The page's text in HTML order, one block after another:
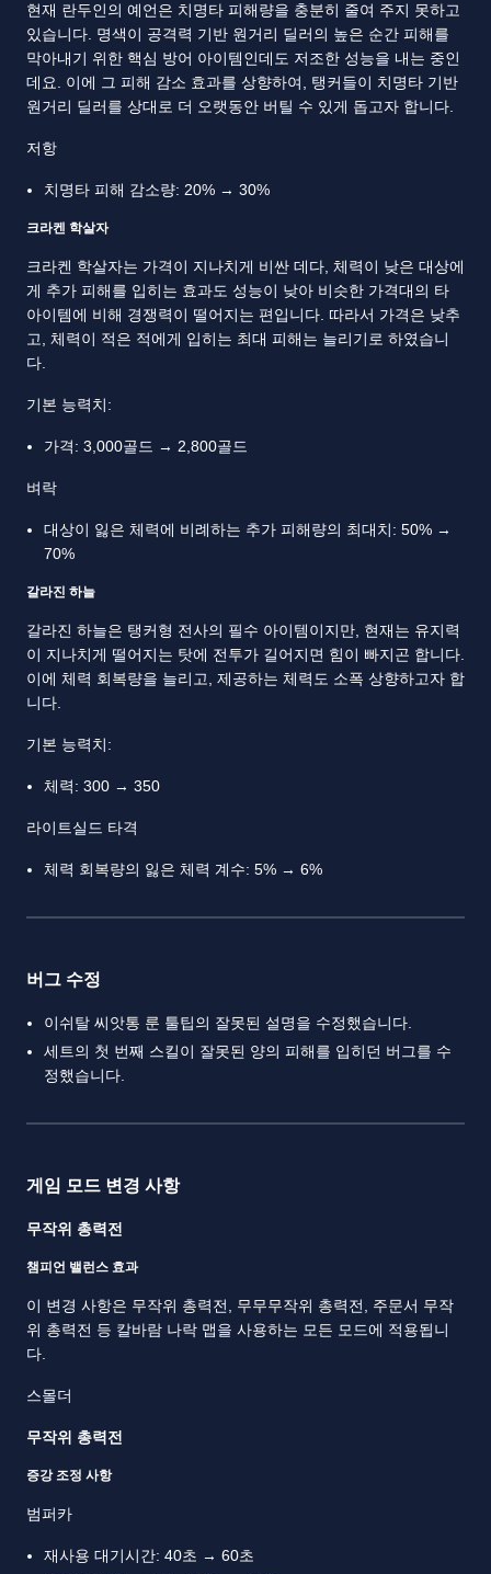
현재 란두인의 예언은 치명타 피해량을 충분히 줄여 주지 못하고
있습니다. 명색이 공격력 기반 원거리 딜러의 높은 순간 피해를
막아내기 위한 핵심 방어 아이템인데도 저조한 성능을 내는 중인
데요. 이에 그 피해 감소 효과를 상향하여, 탱커들이 치명타 기반
원거리 딜러를 상대로 더 오랫동안 버틸 수 있게 돕고자 합니다.
저항
치명타 피해 감소량: 20% → 30%
크라켄 학살자
크라켄 학살자는 가격이 지나치게 비싼 데다, 체력이 낮은 대상에
게 추가 피해를 입히는 효과도 성능이 낮아 비슷한 가격대의 타
아이템에 비해 경쟁력이 떨어지는 편입니다. 따라서 가격은 낮추
고, 체력이 적은 적에게 입히는 최대 피해는 늘리기로 하였습니
다.
기본 능력치:
가격: 3,000골드 → 2,800골드
벼락
대상이 잃은 체력에 비례하는 추가 피해량의 최대치: 50% →
70%
갈라진 하늘
갈라진 하늘은 탱커형 전사의 필수 아이템이지만, 현재는 유지력
이 지나치게 떨어지는 탓에 전투가 길어지면 힘이 빠지곤 합니다.
이에 체력 회복량을 늘리고, 제공하는 체력도 소폭 상향하고자 합
니다.
기본 능력치:
체력: 300 → 350
라이트실드 타격
체력 회복량의 잃은 체력 계수: 5% → 6%
버그 수정
이쉬탈 씨앗통 룬 툴팁의 잘못된 설명을 수정했습니다.
세트의 첫 번째 스킬이 잘못된 양의 피해를 입히던 버그를 수
정했습니다.
게임 모드 변경 사항
무작위 총력전
챔피언 밸런스 효과
이 변경 사항은 무작위 총력전, 무무무작위 총력전, 주문서 무작
위 총력전 등 칼바람 나락 맵을 사용하는 모든 모드에 적용됩니
다.
스몰더
무작위 총력전
증강 조정 사항
범퍼카
재사용 대기시간: 40초 → 60초